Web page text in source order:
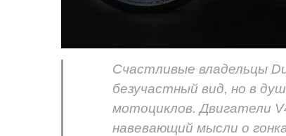
Счастливые владельцы
безучастный вид, но в
мотоциклов. Двигатели
навевающий мысли о